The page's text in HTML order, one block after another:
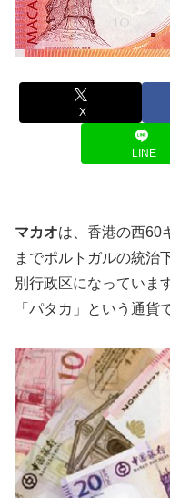
X
LINE
マカオは、香港の西60
までポルトガルの統治
別行政区になっていま
「パタカ」という通貨